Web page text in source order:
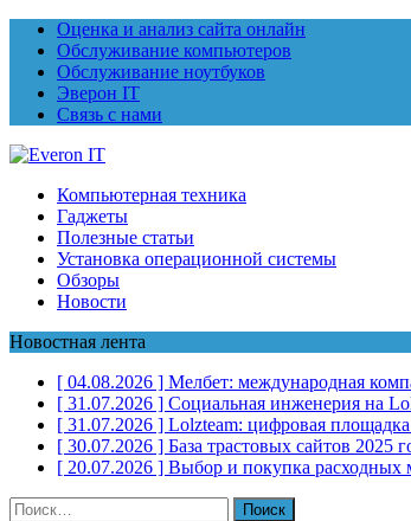
Оценка и анализ сайта онлайн
Обслуживание компьютеров
Обслуживание ноутбуков
Эверон IT
Связь с нами
Компьютерная техника
Гаджеты
Полезные статьи
Установка операционной системы
Обзоры
Новости
Новостная лента
[ 04.08.2026 ] Мелбет: международная
[ 31.07.2026 ] Социальная инженерия на
[ 31.07.2026 ] Lolzteam: цифровая
[ 30.07.2026 ] База трастовых сайтов 2025
[ 20.07.2026 ] Выбор и покупка расходных
Найти: